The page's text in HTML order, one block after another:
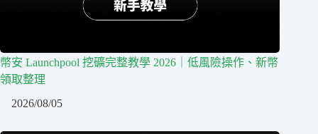
幣安 Launchpool 挖礦完整教學 2026｜低風險操作、新幣
領取整理
2026/08/05